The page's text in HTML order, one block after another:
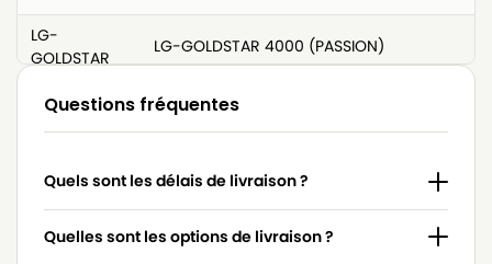
LG-
GOLDSTAR
LG-GOLDSTAR 4000 (PASSION)
LG-
LG-GOLDSTAR 4200 (PASSION)
GOLDSTAR
LG-GOLDSTAR 5000 (PASSION)
LG-
GOLDSTAR
LG-GOLDSTAR BASIC (Série)
Questions fréquentes
Quels sont les délais de livraison ?
Quelles sont les options de livraison ?